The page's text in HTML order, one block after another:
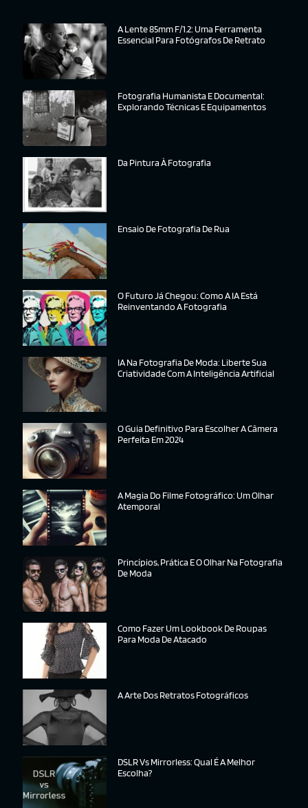
A Lente 85mm F/1.2: Uma Ferramenta
Essencial Para Fotógrafos De Retrato
Fotografia Humanista E Documental:
Explorando Técnicas E Equipamentos
Da Pintura À Fotografia
Ensaio De Fotografia De Rua
O Futuro Já Chegou: Como A IA Está
Reinventando A Fotografia
IA Na Fotografia De Moda: Liberte Sua
Criatividade Com A Inteligência Artificial
O Guia Definitivo Para Escolher A Câmera
Perfeita Em 2024
A Magia Do Filme Fotográfico: Um Olhar
Atemporal
Princípios, Prática E O Olhar Na Fotografia
De Moda
Como Fazer Um Lookbook De Roupas
Para Moda De Atacado
A Arte Dos Retratos Fotográficos
DSLR Vs Mirrorless: Qual É A Melhor
Escolha?